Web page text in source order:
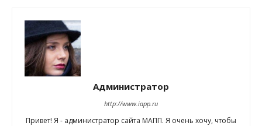
Администратор
http://www.iapp.ru
Привет! Я - администратор сайта МАПП. Я очень хочу, чтобы